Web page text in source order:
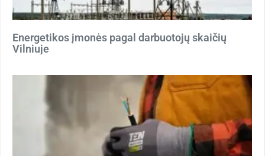
Energetikos įmonės pagal darbuotojų skaičių
Vilniuje